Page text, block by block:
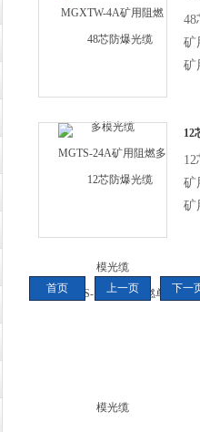
阻
48
矿
矿
用
12
阻
矿
矿
用
首页 上一页 下一